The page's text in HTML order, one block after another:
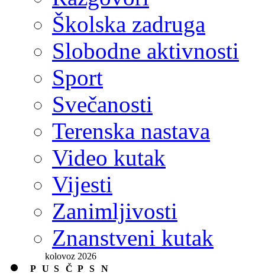
Školska zadruga
Slobodne aktivnosti
Sport
Svečanosti
Terenska nastava
Video kutak
Vijesti
Zanimljivosti
Znanstveni kutak
kolovoz 2026
P U S Č P S
N